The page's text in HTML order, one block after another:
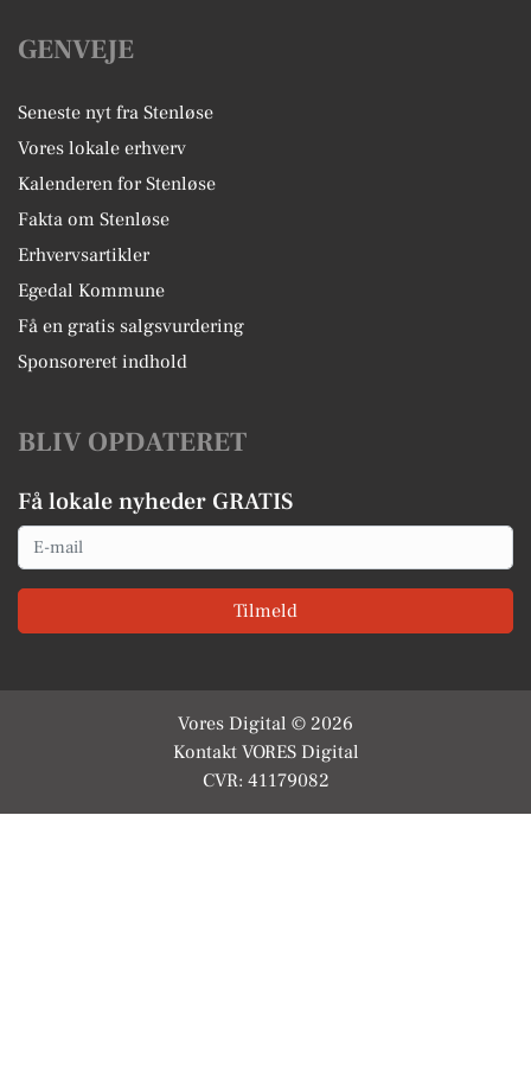
GENVEJE
Seneste nyt fra Stenløse
Vores lokale erhverv
Kalenderen for Stenløse
Fakta om Stenløse
Erhvervsartikler
Egedal Kommune
Få en gratis salgsvurdering
Sponsoreret indhold
BLIV OPDATERET
Få lokale nyheder GRATIS
Email
Tilmeld
Vores Digital © 2026
Kontakt VORES Digital
CVR: 41179082